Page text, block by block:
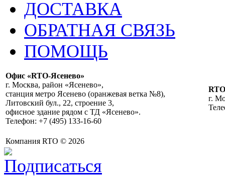
ДОСТАВКА
ОБРАТНАЯ СВЯЗЬ
ПОМОЩЬ
Офис «RTO-Ясенево»
г. Москва, район «Ясенево»,
станция метро Ясенево (оранжевая ветка №8),
Литовский бул., 22, строение 3,
офисное здание рядом с ТД «Ясенево».
Телефон: +7 (495) 133-16-60
г.
Компания RTO © 2026